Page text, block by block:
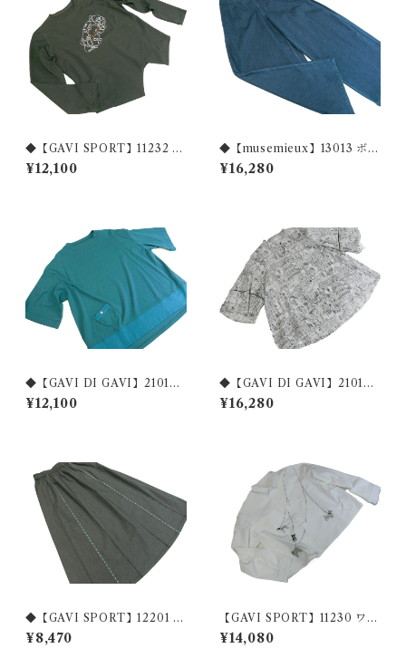
◆【GAVI SPORT】11232 ポ
イント刺繡ロングスリーブTE
E◆
¥12,100
◆【musemieux】13013 ボッ
クスプリーツ使い ストレッチ
デニム◆
¥16,280
◆【GAVI DI GAVI】21018
強撚フライス リブポイントカ
ットソー ◆
¥12,100
◆【GAVI DI GAVI】21014
綿100%プリントブラウス◆
¥16,280
◆【GAVI SPORT】12201 ス
トレッチデニム素材 フレアス
カート◆
¥8,470
【GAVI SPORT】11230 ワン
ちゃん刺繡 シャツカラーブ
ラウス◆
¥14,080